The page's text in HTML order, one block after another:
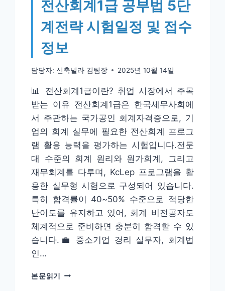
전산회계1급 공부법 5단
계전략 시험일정 및 접수
정보
담당자: 신축빌라 김팀장 2025년 10월 14일
📊 전산회계1급이란? 취업 시장에서 주목
받는 이유 전산회계1급은 한국세무사회에
서 주관하는 국가공인 회계자격증으로, 기
업의 회계 실무에 필요한 전산회계 프로그
램 활용 능력을 평가하는 시험입니다.전문
대 수준의 회계 원리와 원가회계, 그리고
재무회계를 다루며, KcLep 프로그램을 활
용한 실무형 시험으로 구성되어 있습니다.
특히 합격률이 40~50% 수준으로 적당한
난이도를 유지하고 있어, 회계 비전공자도
체계적으로 준비하면 충분히 합격할 수 있
습니다.💼 중소기업 경리 실무자, 회계법
인…
본문읽기 전